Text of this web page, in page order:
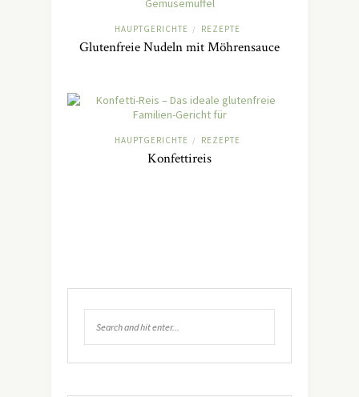
HAUPTGERICHTE / REZEPTE
Glutenfreie Nudeln mit Möhrensauce
HAUPTGERICHTE / REZEPTE
Konfettireis